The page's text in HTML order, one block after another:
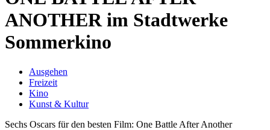
ANOTHER im Stadtwerke
Sommerkino
Ausgehen
Freizeit
Kino
Kunst & Kultur
Sechs Oscars für den besten Film: One Battle After Another